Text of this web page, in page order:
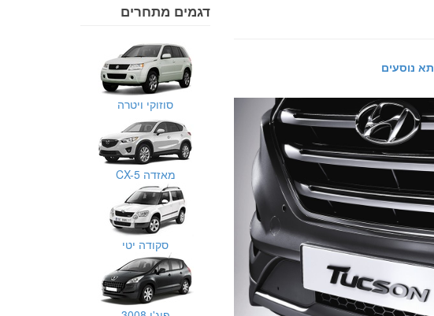
תא נוסעים
דגמים מתחרים
סוזוקי ויטרה
מאזדה CX-5
סקודה יטי